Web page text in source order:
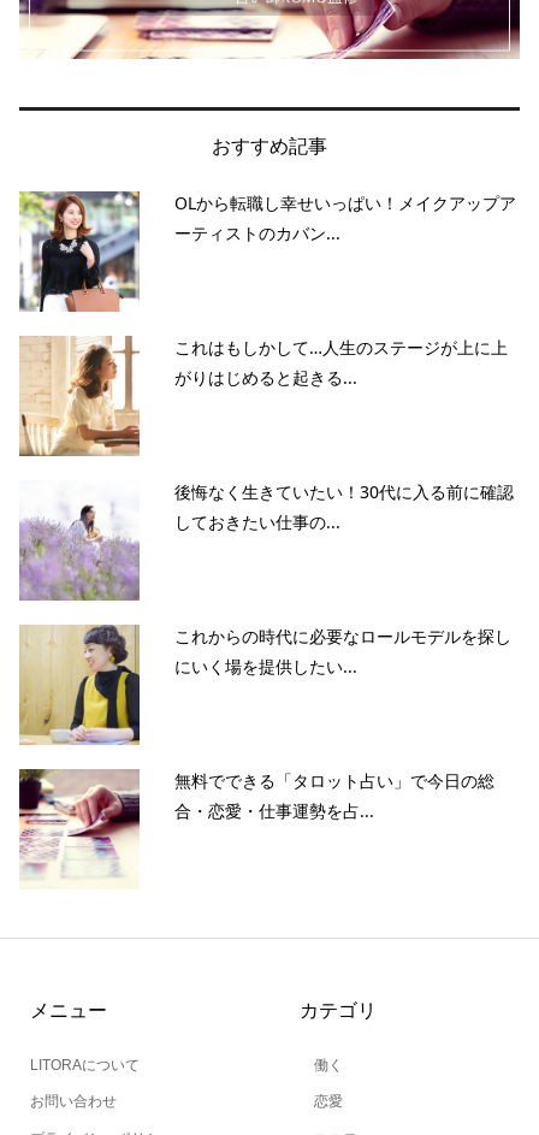
おすすめ記事
OLから転職し幸せいっぱい！メイクアップア
ーティストのカバン...
これはもしかして…人生のステージが上に上
がりはじめると起きる...
後悔なく生きていたい！30代に入る前に確認
しておきたい仕事の...
これからの時代に必要なロールモデルを探し
にいく場を提供したい...
無料でできる「タロット占い」で今日の総
合・恋愛・仕事運勢を占...
メニュー
LITORAについて
お問い合わせ
カテゴリ
働く
恋愛